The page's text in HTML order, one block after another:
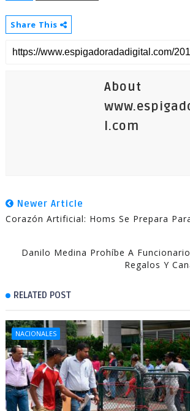
Share This
About
l.com
Newer Article
Corazón Artificial: Homs Se Prepara
Danilo Medina Prohíbe A
Regalos Y
RELATED POST
NACIONALES